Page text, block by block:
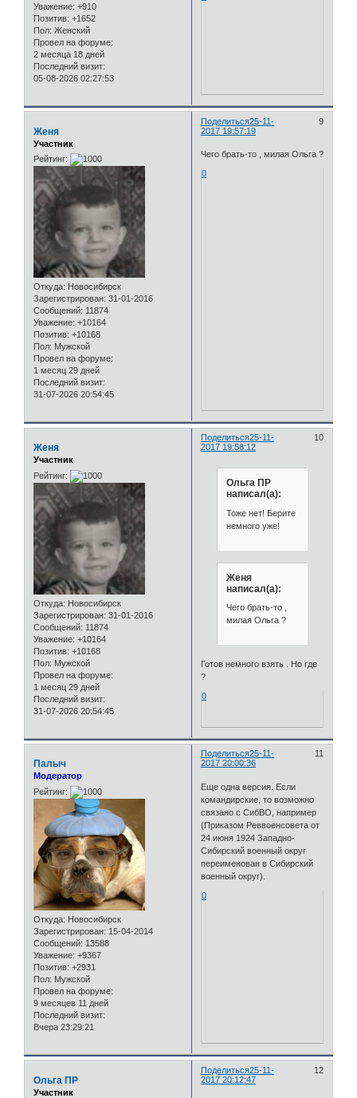
Уважение: +910
Позитив: +1652
Пол: Женский
Провел на форуме:
2 месяца 18 дней
Последний визит:
05-08-2026 02:27:53
Поделиться 9
25-11-
2017 19:57:19
Женя
Участник
Рейтинг:
Откуда: Новосибирск
Зарегистрирован: 31-01-2016
Сообщений: 11874
Уважение: +10164
Позитив: +10168
Пол: Мужской
Провел на форуме:
1 месяц 29 дней
Последний визит:
31-07-2026 20:54:45
Чего брать-то , милая Ольга ?
0
Поделиться 10
25-11-
2017 19:58:12
Женя
Участник
Рейтинг:
Откуда: Новосибирск
Зарегистрирован: 31-01-2016
Сообщений: 11874
Уважение: +10164
Позитив: +10168
Пол: Мужской
Провел на форуме:
1 месяц 29 дней
Последний визит:
31-07-2026 20:54:45
Ольга ПР
написал(а):
Тоже нет! Берите
немного уже!
Женя
написал(а):
Чего брать-то ,
милая Ольга ?
Готов немного взять . Но где
?
0
Поделиться 11
25-11-
2017 20:00:36
Палыч
Модератор
Рейтинг:
Откуда: Новосибирск
Зарегистрирован: 15-04-2014
Сообщений: 13588
Уважение: +9367
Позитив: +2931
Пол: Мужской
Провел на форуме:
9 месяцев 11 дней
Последний визит:
Вчера 23:29:21
Еще одна версия. Если
командирские, то возможно
связано с СибВО, например
(Приказом Реввоенсовета от
24 июня 1924 Западно-
Сибирский военный округ
переименован в Сибирский
военный округ).
0
Поделиться 12
25-11-
2017 20:12:47
Ольга ПР
Участник